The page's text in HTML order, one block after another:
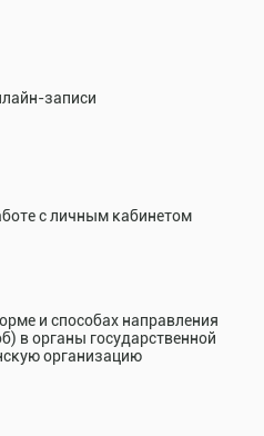
записи
с личным кабинетом
и способах направления
в органы государственной
организацию